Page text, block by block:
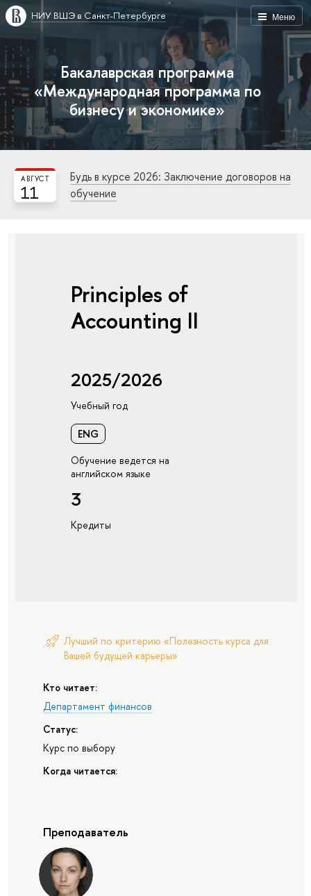
Меню
НИУ ВШЭ в Санкт-Петербурге
Бакалаврская программа
«Международная программа по
бизнесу и экономике»
11
АВГУСТ
Будь в курсе 2026: Заключение договоров на
обучение
Principles of
Accounting II
2025/2026
Учебный год
ENG
Обучение ведется на
английском языке
3
Кредиты
Лучший по критерию «Полезность курса для
Вашей будущей карьеры»
Кто читает:
Департамент финансов
Статус:
Курс по выбору
Когда читается:
Преподаватель